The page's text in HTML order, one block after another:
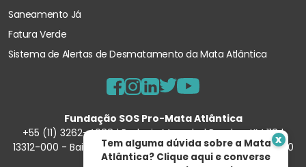
Tem alguma dúvida sobre a Mata
Atlântica? Clique aqui e converse
x
Saneamento Já
Fatura Verde
Sistema de Alertas de Desmatamento da Mata Atlântica
Fundação SOS Pro-Mata Atlântica
+55 (11) 3262-4088 | Rodovia Marechal Rondon, KM 118 |
13312-000 - Bairro Porunduva – Itu/SP | 57.354.540/0001-90